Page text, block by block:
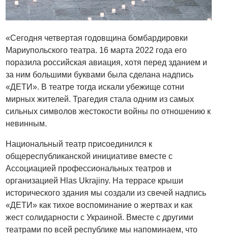
«Сегодня четвертая годовщина бомбардировки
Мариупольского театра. 16 марта 2022 года его
поразила российская авиация, хотя перед зданием и
за ним большими буквами была сделана надпись
«ДЕТИ». В театре тогда искали убежище сотни
мирных жителей. Трагедия стала одним из самых
сильных символов жестокости войны по отношению к
невинным.
Национальный театр присоединился к
общереспубликанской инициативе вместе с
Ассоциацией профессиональных театров и
организацией Hlas Ukrajiny. На террасе крыши
исторического здания мы создали из свечей надпись
«ДЕТИ» как тихое воспоминание о жертвах и как
жест солидарности с Украиной. Вместе с другими
театрами по всей республике мы напоминаем, что